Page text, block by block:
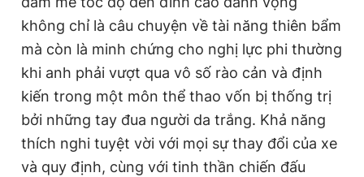
0906 645 777 0908 780 404
Đặt báo Quảng cáo RSS Tòa soạn Chính sách bảo
Tổng biên tập: Nguyễn Ngọc Toàn
Phó tổng biên tập thường trực: Hải Thành
Phó tổng biên tập: Lâm Hiếu Dũng
Phó tổng biên tập: Trần Việt Hưng
Tổng thư ký tòa soạn: Đức Trung
không chỉ là câu chuyện về tài năng thiên bẩm
mà còn là minh chứng cho nghị lực phi thường
khi anh phải vượt qua vô số rào cản và định
kiến trong một môn thể thao vốn bị thống trị
bởi những tay đua người da trắng. Khả năng
thích nghi tuyệt vời với mọi sự thay đổi của xe
và quy định, cùng với tinh thần chiến đấu